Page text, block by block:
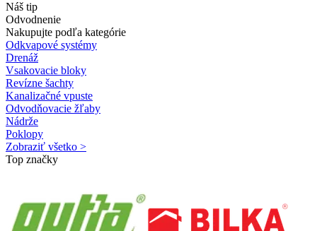
Náš tip
Odvodnenie
Nakupujte podľa kategórie
Odkvapové systémy
Drenáž
Vsakovacie bloky
Revízne šachty
Kanalizačné vpuste
Odvodňovacie žľaby
Nádrže
Poklopy
Zobraziť všetko >
Top značky